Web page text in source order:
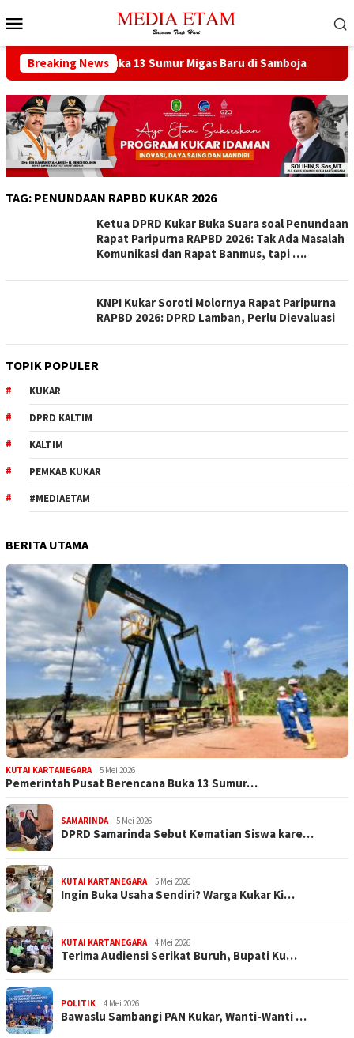
ke
Mobile
Breaking News
Berencana Buka 13 Sumur Migas Baru di Samboja
TAG: PENUNDAAN RAPBD KUKAR 2026
Ketua DPRD Kukar Buka Suara soal Penundaan
Rapat Paripurna RAPBD 2026: Tak Ada Masalah
Komunikasi dan Rapat Banmus, tapi ….
KNPI Kukar Soroti Molornya Rapat Paripurna
RAPBD 2026: DPRD Lamban, Perlu Dievaluasi
TOPIK POPULER
KUKAR
DPRD KALTIM
KALTIM
PEMKAB KUKAR
#MEDIAETAM
BERITA UTAMA
KUTAI KARTANEGARA 5 Mei 2026
Pemerintah Pusat Berencana Buka 13 Sumur…
SAMARINDA 5 Mei 2026
DPRD Samarinda Sebut Kematian Siswa kare…
KUTAI KARTANEGARA 5 Mei 2026
Ingin Buka Usaha Sendiri? Warga Kukar Ki…
KUTAI KARTANEGARA 4 Mei 2026
Terima Audiensi Serikat Buruh, Bupati Ku…
POLITIK 4 Mei 2026
Bawaslu Sambangi PAN Kukar, Wanti-Wanti …